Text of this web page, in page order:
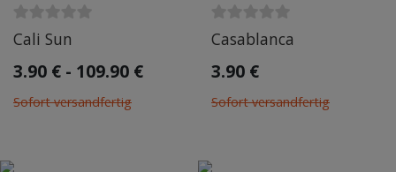
Cali Sun
3.90 € - 109.90 €
Sofort versandfertig
Casablanca
3.90 €
Sofort versandfertig